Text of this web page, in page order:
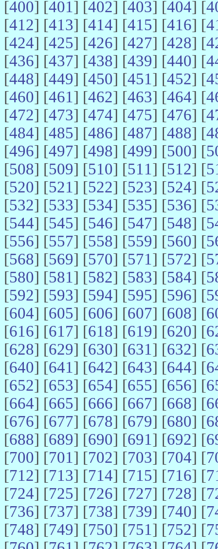
[400] [401] [402] [403] [404] [
[412] [413] [414] [415] [416] [
[424] [425] [426] [427] [428] [
[436] [437] [438] [439] [440] [
[448] [449] [450] [451] [452] [
[460] [461] [462] [463] [464] [
[472] [473] [474] [475] [476] [
[484] [485] [486] [487] [488] [
[496] [497] [498] [499] [500] [
[508] [509] [510] [511] [512] [
[520] [521] [522] [523] [524] [
[532] [533] [534] [535] [536] [
[544] [545] [546] [547] [548] [
[556] [557] [558] [559] [560] [
[568] [569] [570] [571] [572] [
[580] [581] [582] [583] [584] [
[592] [593] [594] [595] [596] [
[604] [605] [606] [607] [608] [
[616] [617] [618] [619] [620] [
[628] [629] [630] [631] [632] [
[640] [641] [642] [643] [644] [
[652] [653] [654] [655] [656] [
[664] [665] [666] [667] [668] [
[676] [677] [678] [679] [680] [
[688] [689] [690] [691] [692] [
[700] [701] [702] [703] [704] [
[712] [713] [714] [715] [716] [
[724] [725] [726] [727] [728] [
[736] [737] [738] [739] [740] [
[748] [749] [750] [751] [752] [